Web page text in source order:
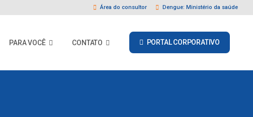
Área do consultor Dengue: Ministério da saúde
PARA VOCÊ CONTATO PORTAL CORPORATIVO